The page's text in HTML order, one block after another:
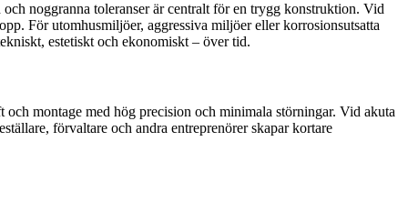
noggranna toleranser är centralt för en trygg konstruktion. Vid
För utomhusmiljöer, aggressiva miljöer eller korrosionsutsatta
estetiskt och ekonomiskt – över tid.
montage med hög precision och minimala störningar. Vid akuta
förvaltare och andra entreprenörer skapar kortare